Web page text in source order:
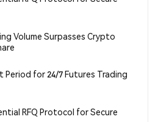
Volume Surpasses Crypto
Period for 24/7 Futures Trading
RFQ Protocol for Secure